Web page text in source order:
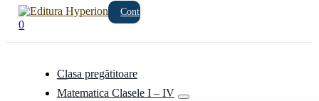
Cont
0
Clasa pregătitoare
Matematica Clasele I – IV